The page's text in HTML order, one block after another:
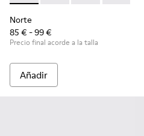
Norte
85 € - 99 €
Precio final acorde a la talla
Añadir